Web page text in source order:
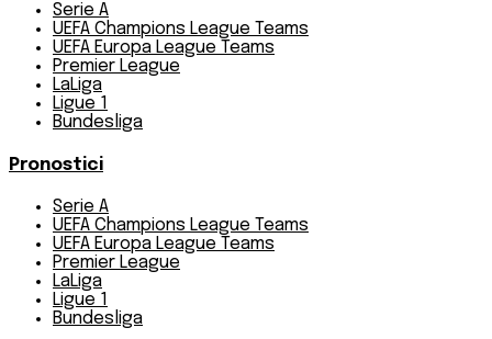
Serie A
UEFA Champions League Teams
UEFA Europa League Teams
Premier League
LaLiga
Ligue 1
Bundesliga
Pronostici
Serie A
UEFA Champions League Teams
UEFA Europa League Teams
Premier League
LaLiga
Ligue 1
Bundesliga